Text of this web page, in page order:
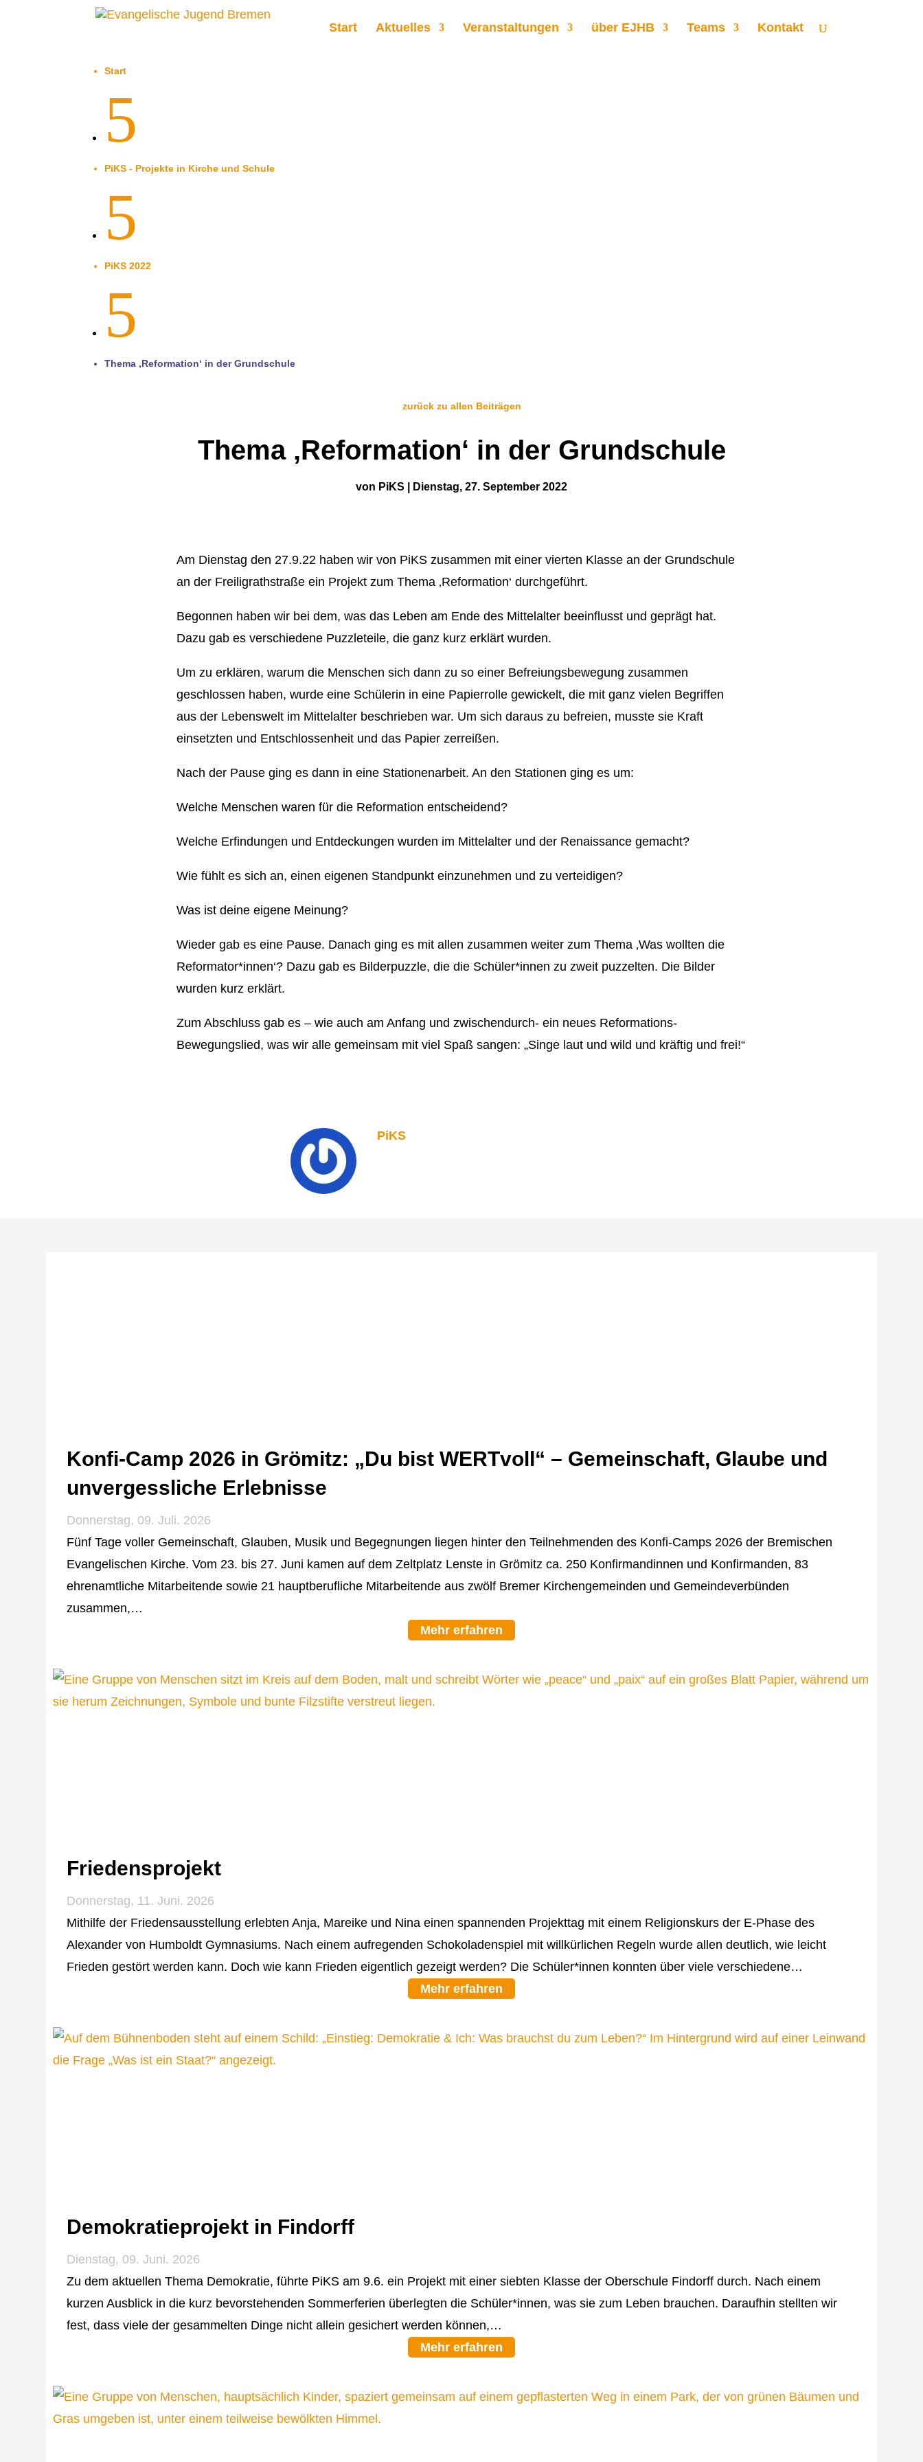
Start Aktuelles Veranstaltungen über EJHB Teams Kontakt
Start
5
PiKS - Projekte in Kirche und Schule
5
PiKS 2022
5
Thema ‚Reformation‘ in der Grundschule
zurück zu allen Beiträgen
Thema ‚Reformation‘ in der Grundschule
von PiKS Dienstag, 27. September 2022
Am Dienstag den 27.9.22 haben wir von PiKS zusammen mit einer vierten Klasse an der Grundschule
an der Freiligrathstraße ein Projekt zum Thema ‚Reformation‘ durchgeführt.
Begonnen haben wir bei dem, was das Leben am Ende des Mittelalter beeinflusst und geprägt hat.
Dazu gab es verschiedene Puzzleteile, die ganz kurz erklärt wurden.
Um zu erklären, warum die Menschen sich dann zu so einer Befreiungsbewegung zusammen
geschlossen haben, wurde eine Schülerin in eine Papierrolle gewickelt, die mit ganz vielen Begriffen
aus der Lebenswelt im Mittelalter beschrieben war. Um sich daraus zu befreien, musste sie Kraft
einsetzten und Entschlossenheit und das Papier zerreißen.
Nach der Pause ging es dann in eine Stationenarbeit. An den Stationen ging es um:
Welche Menschen waren für die Reformation entscheidend?
Welche Erfindungen und Entdeckungen wurden im Mittelalter und der Renaissance gemacht?
Wie fühlt es sich an, einen eigenen Standpunkt einzunehmen und zu verteidigen?
Was ist deine eigene Meinung?
Wieder gab es eine Pause. Danach ging es mit allen zusammen weiter zum Thema ‚Was wollten die
Reformator*innen‘? Dazu gab es Bilderpuzzle, die die Schüler*innen zu zweit puzzelten. Die Bilder
wurden kurz erklärt.
Zum Abschluss gab es – wie auch am Anfang und zwischendurch- ein neues Reformations-
Bewegungslied, was wir alle gemeinsam mit viel Spaß sangen: „Singe laut und wild und kräftig und frei!“
PiKS
Konfi-Camp 2026 in Grömitz: „Du bist WERTvoll“ – Gemeinschaft, Glaube und
unvergessliche Erlebnisse
Donnerstag, 09. Juli. 2026
Fünf Tage voller Gemeinschaft, Glauben, Musik und Begegnungen liegen hinter den Teilnehmenden des Konfi-Camps 2026 der Bremischen
Evangelischen Kirche. Vom 23. bis 27. Juni kamen auf dem Zeltplatz Lenste in Grömitz ca. 250 Konfirmandinnen und Konfirmanden, 83
ehrenamtliche Mitarbeitende sowie 21 hauptberufliche Mitarbeitende aus zwölf Bremer Kirchengemeinden und Gemeindeverbünden
zusammen,…
Mehr erfahren
Friedensprojekt
Donnerstag, 11. Juni. 2026
Mithilfe der Friedensausstellung erlebten Anja, Mareike und Nina einen spannenden Projekttag mit einem Religionskurs der E-Phase des
Alexander von Humboldt Gymnasiums. Nach einem aufregenden Schokoladenspiel mit willkürlichen Regeln wurde allen deutlich, wie leicht
Frieden gestört werden kann. Doch wie kann Frieden eigentlich gezeigt werden? Die Schüler*innen konnten über viele verschiedene…
Mehr erfahren
Demokratieprojekt in Findorff
Dienstag, 09. Juni. 2026
Zu dem aktuellen Thema Demokratie, führte PiKS am 9.6. ein Projekt mit einer siebten Klasse der Oberschule Findorff durch. Nach einem
kurzen Ausblick in die kurz bevorstehenden Sommerferien überlegten die Schüler*innen, was sie zum Leben brauchen. Daraufhin stellten wir
fest, dass viele der gesammelten Dinge nicht allein gesichert werden können,…
Mehr erfahren